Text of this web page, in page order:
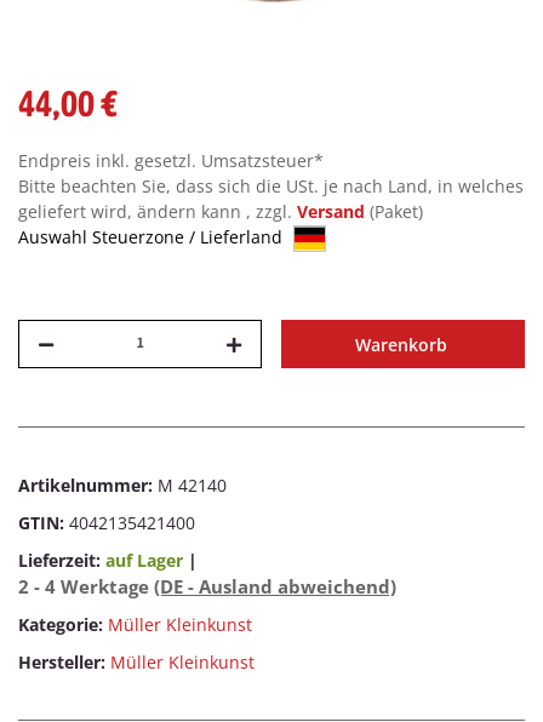
44,00 €
Endpreis inkl. gesetzl. Umsatzsteuer*
Bitte beachten Sie, dass sich die USt. je nach Land, in welches
geliefert wird, ändern kann , zzgl. Versand (Paket)
Auswahl Steuerzone / Lieferland
Warenkorb
Artikelnummer: M 42140
GTIN: 4042135421400
Lieferzeit: auf Lager |
2 - 4 Werktage (DE - Ausland abweichend)
Kategorie: Müller Kleinkunst
Hersteller: Müller Kleinkunst